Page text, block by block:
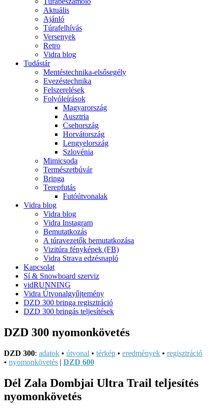
Aktuális
Ajánló
Túrafelhívás
Versenyek
Retro
Vidra blog
Tudástár
Mentéstechnika-elsősegély
Evezéstechnika
Felszerelések
Folyóleírások
Magyarország
Ausztria
Csehország
Horvátország
Lengyelország
Szlovénia
Mimicsoda
Természetbúvár
Bringa
Terepfutás
Futóútvonalak
Vidra blog
Vidra blog
Vidra Instagram
Bemutatkozás
A túravezetők bemutatkozása
Vizitúra fényképek (FB)
Vidra Strava edzésnapló
Kapcsolat
Sí & Snowboard szerviz
vidRUNNING
Vidra Útvonalgyűjtemény
DZD 300 bringa regisztráció
DZD 300 bringás teljesítések
DZD 300 nyomonkövetés
DZD 300: adatok • útvonal • térkép • eredmények • regisztráció
• nyomonkövetés | DZD 600
Dél Zala Dombjai Ultra Trail teljesítés
nyomonkövetés